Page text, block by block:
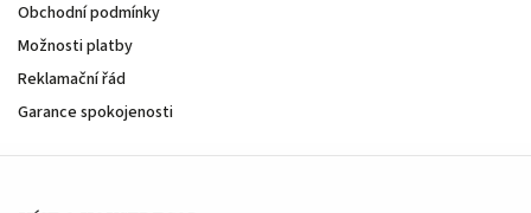
Obchodní podmínky
Možnosti platby
Reklamační řád
Garance spokojenosti